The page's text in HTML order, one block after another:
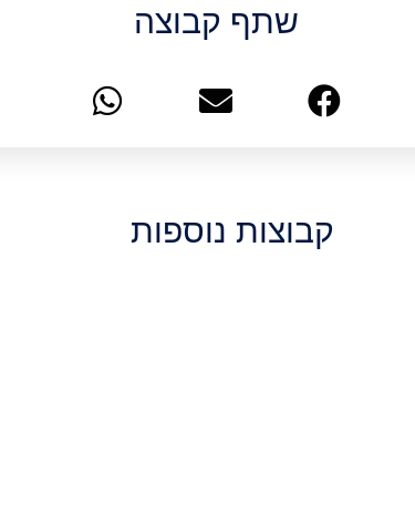
שתף קבוצה
קבוצות נוספות